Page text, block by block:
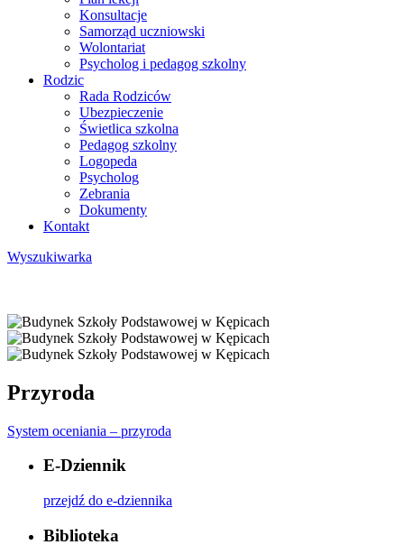
Konsultacje
Samorząd uczniowski
Wolontariat
Psycholog i pedagog szkolny
Rodzic
Rada Rodziców
Ubezpieczenie
Świetlica szkolna
Pedagog szkolny
Logopeda
Psycholog
Zebrania
Dokumenty
Kontakt
Wyszukiwarka
Przyroda
System oceniania – przyroda
E-Dziennik
przejdź do e-dziennika
Biblioteka